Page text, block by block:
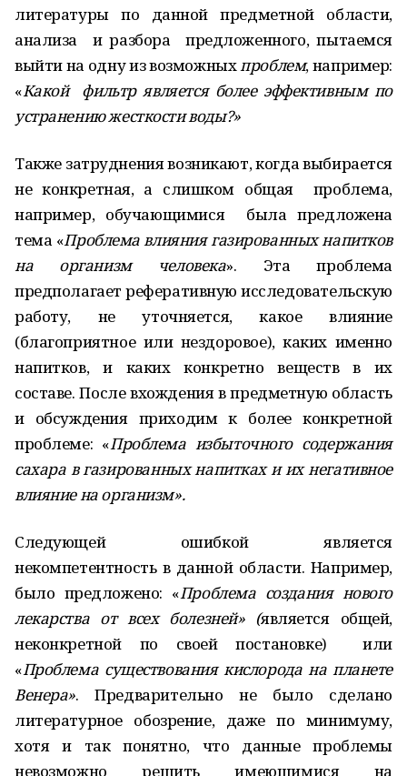
литературы по данной предметной области,
анализа и разбора предложенного, пытаемся
выйти на одну из возможныхпроблем, например:
«Какой фильтр является более эффективным по
устранению жесткости воды?»
Также затруднения возникают, когда выбирается
не конкретная, а слишком общая проблема,
например, обучающимися была предложена
тема «Проблема влияния газированных напитков
на организм человека». Эта проблема
предполагает реферативную исследовательскую
работу, не уточняется, какое влияние
(благоприятное или нездоровое), каких именно
напитков, и каких конкретно веществ в их
составе. После вхождения в предметную область
и обсуждения приходим к более конкретной
проблеме: «Проблема избыточного содержания
сахара в газированных напитках и их негативное
влияние на организм».
Следующей ошибкой является
некомпетентность в данной области. Например,
было предложено: «Проблема создания нового
лекарства от всех болезней» (является общей,
неконкретной по своей постановке) или
«Проблема существования кислорода на планете
Венера». Предварительно не было сделано
литературное обозрение, даже по минимуму,
хотя и так понятно, что данные проблемы
невозможно решить имеющимися на